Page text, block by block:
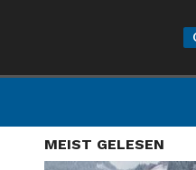
MEIST GELESEN